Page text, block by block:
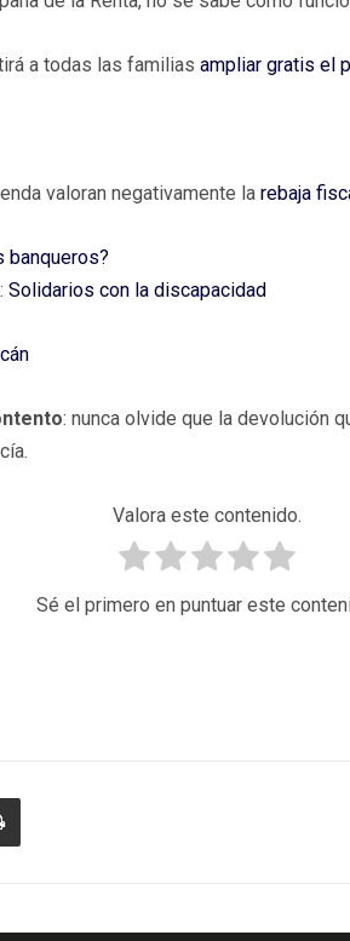
a todas las familias ampliar gratis el
valoran negativamente la rebaja
banqueros?
Solidarios con la discapacidad
: nunca olvide que la devolución
Valora este contenido.
Sé el primero en puntuar este